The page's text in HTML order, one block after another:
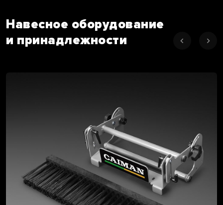
Навесное оборудование
и принадлежности